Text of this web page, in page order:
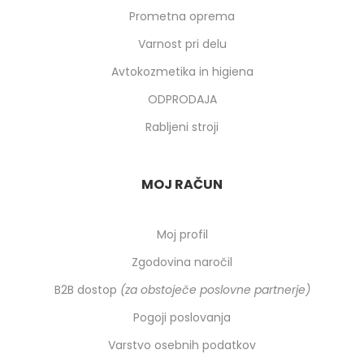
Prometna oprema
Varnost pri delu
Avtokozmetika in higiena
ODPRODAJA
Rabljeni stroji
MOJ RAČUN
Moj profil
Zgodovina naročil
B2B dostop (za obstoječe poslovne partnerje)
Pogoji poslovanja
Varstvo osebnih podatkov